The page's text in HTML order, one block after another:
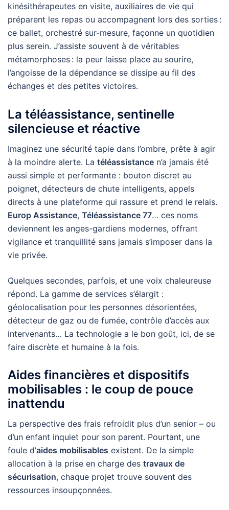
kinésithérapeutes en visite, auxiliaires de vie qui
préparent les repas ou accompagnent lors des sorties :
ce ballet, orchestré sur-mesure, façonne un quotidien
plus serein. J’assiste souvent à de véritables
métamorphoses : la peur laisse place au sourire,
l’angoisse de la dépendance se dissipe au fil des
échanges et des petites victoires.
La téléassistance, sentinelle
silencieuse et réactive
Imaginez une sécurité tapie dans l’ombre, prête à agir
à la moindre alerte. La téléassistance n’a jamais été
aussi simple et performante : bouton discret au
poignet, détecteurs de chute intelligents, appels
directs à une plateforme qui rassure et prend le relais.
Europ Assistance, Téléassistance 77… ces noms
deviennent les anges-gardiens modernes, offrant
vigilance et tranquillité sans jamais s’imposer dans la
vie privée.
Quelques secondes, parfois, et une voix chaleureuse
répond. La gamme de services s’élargit :
géolocalisation pour les personnes désorientées,
détecteur de gaz ou de fumée, contrôle d’accès aux
intervenants… La technologie a le bon goût, ici, de se
faire discrète et humaine à la fois.
Aides financières et dispositifs
mobilisables : le coup de pouce
inattendu
La perspective des frais refroidit plus d’un senior – ou
d’un enfant inquiet pour son parent. Pourtant, une
foule d’aides mobilisables existent. De la simple
allocation à la prise en charge des travaux de
sécurisation, chaque projet trouve souvent des
ressources insoupçonnées.